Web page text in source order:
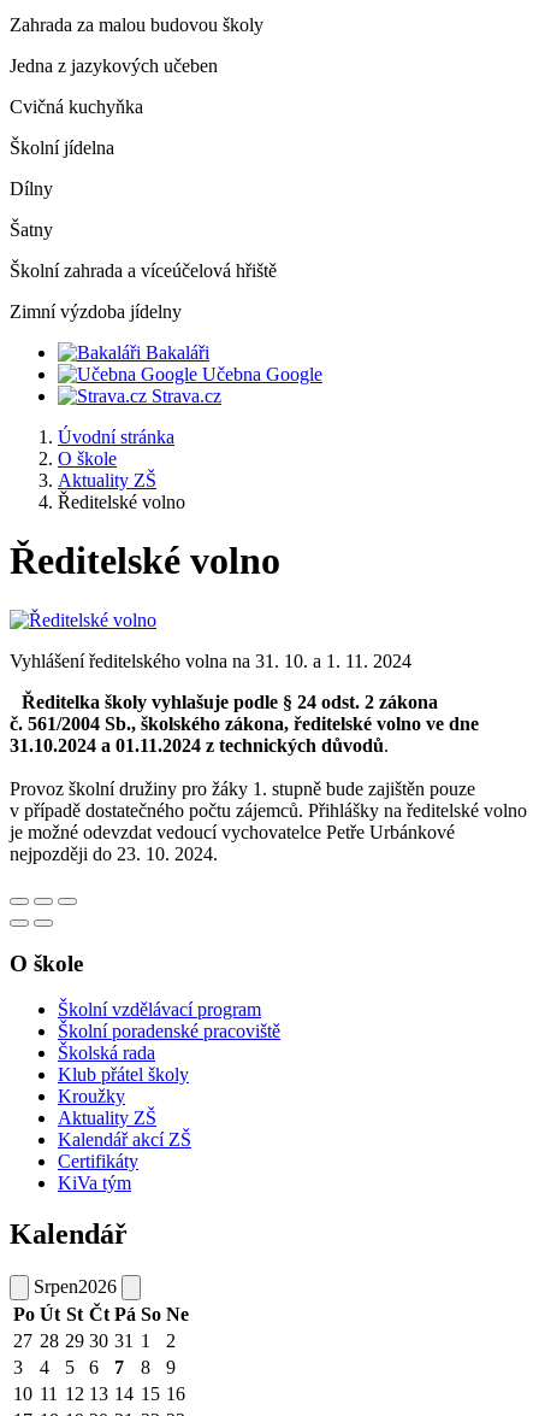
Zahrada za malou budovou školy
Jedna z jazykových učeben
Cvičná kuchyňka
Školní jídelna
Dílny
Šatny
Školní zahrada a víceúčelová hřiště
Zimní výzdoba jídelny
Bakaláři
Učebna Google
Strava.cz
Úvodní stránka
O škole
Aktuality ZŠ
Ředitelské volno
Ředitelské volno
Vyhlášení ředitelského volna na 31. 10. a 1. 11. 2024
Ředitelka školy vyhlašuje podle § 24 odst. 2 zákona
č. 561/2004 Sb., školského zákona, ředitelské volno ve dne
31.10.2024 a 01.11.2024 z technických důvodů.
Provoz školní družiny pro žáky 1. stupně bude zajištěn pouze
v případě dostatečného počtu zájemců. Přihlášky na ředitelské volno
je možné odevzdat vedoucí vychovatelce Petře Urbánkové
nejpozději do 23. 10. 2024.
O škole
Školní vzdělávací program
Školní poradenské pracoviště
Školská rada
Klub přátel školy
Kroužky
Aktuality ZŠ
Kalendář akcí ZŠ
Certifikáty
KiVa tým
Kalendář
Srpen2026
Po Út St Čt Pá So Ne
27 28 29 30 31 1
2
3
4 5 6 7 8
9
10 11 12 13 14 15 16